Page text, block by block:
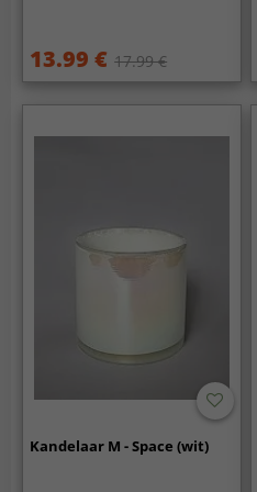
13.99 € 17.99 €
Kandelaar M - Space (wit)